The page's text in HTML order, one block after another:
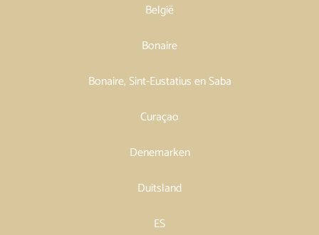
België
Bonaire
Bonaire, Sint-Eustatius en Saba
Curaçao
Denemarken
Duitsland
ES